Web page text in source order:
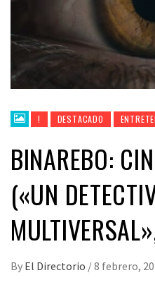
! DESTACADO
BINAREBO:
(«UN
By El Directorio /8 febrero,